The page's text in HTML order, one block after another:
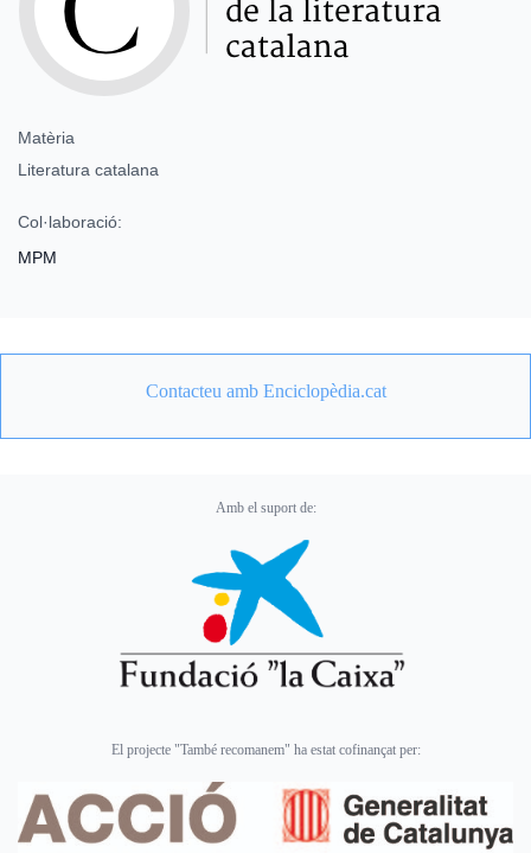
Matèria
Literatura catalana
Col·laboració:
MPM
Contacteu amb Enciclopèdia.cat
Amb el suport de:
El projecte "També recomanem" ha estat cofinançat per: